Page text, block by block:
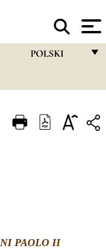
POLSKI
ITALIANO
PAOLO II